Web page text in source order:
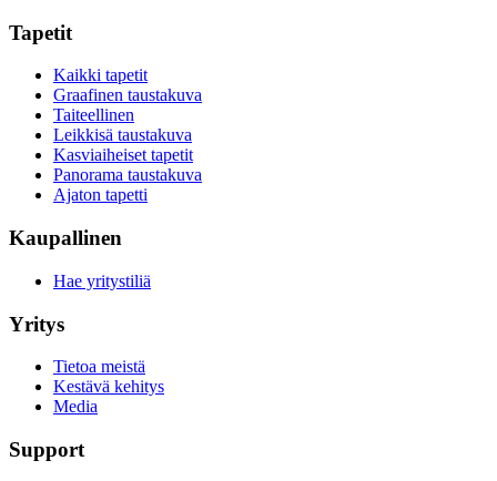
Tapetit
Kaikki tapetit
Graafinen taustakuva
Taiteellinen
Leikkisä taustakuva
Kasviaiheiset tapetit
Panorama taustakuva
Ajaton tapetti
Kaupallinen
Hae yritystiliä
Yritys
Tietoa meistä
Kestävä kehitys
Media
Support